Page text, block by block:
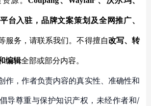
台入驻，品牌文案策划及全网推广、
服务， 请联系我们。不得擅自改写、转
编辑全部或部分内容。
作，作者负责内容的真实性、准确性和
导尊重与保护知识产权，未经作者和/